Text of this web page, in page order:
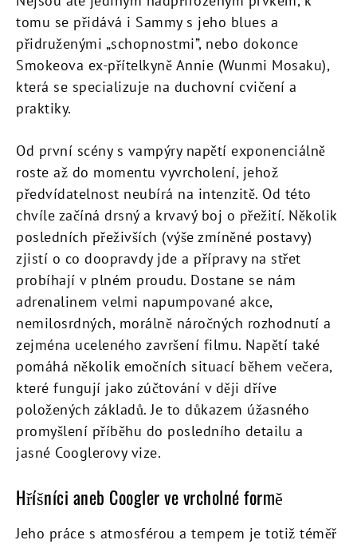
tomu se přidává i Sammy s jeho blues a
přidruženými „schopnostmi”, nebo dokonce
Smokeova ex-přítelkyně Annie (Wunmi Mosaku),
která se specializuje na duchovní cvičení a
praktiky.
Od první scény s vampýry napětí exponenciálně
roste až do momentu vyvrcholení, jehož
předvídatelnost neubírá na intenzitě. Od této
chvíle začíná drsný a krvavý boj o přežití. Několik
posledních přeživších (výše zmíněné postavy)
zjistí o co doopravdy jde a přípravy na střet
probíhají v plném proudu. Dostane se nám
adrenalinem velmi napumpované akce,
nemilosrdných, morálně náročných rozhodnutí a
zejména uceleného završení filmu. Napětí také
pomáhá několik emočních situací během večera,
které fungují jako zúčtování v ději dříve
položených základů. Je to důkazem úžasného
promyšlení příběhu do posledního detailu a
jasné Cooglerovy vize.
Hříšníci aneb Coogler ve vrcholné formě
Jeho práce s atmosférou a tempem je totiž téměř